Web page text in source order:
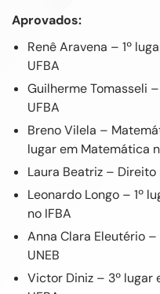
Aprovados:
Renê Aravena – 1º
UFBA
Guilherme Tomasseli
UFBA
Breno Vilela –
lugar em Matemática
Laura Beatriz – Direito
Leonardo Longo – 1º
no IFBA
Anna Clara Eleutério
UNEB
Victor Diniz – 3º lugar